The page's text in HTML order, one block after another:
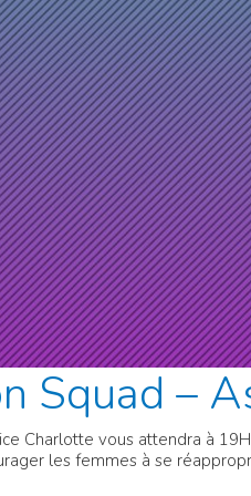
Squad –
Charlotte vous attendra à
les femmes à se